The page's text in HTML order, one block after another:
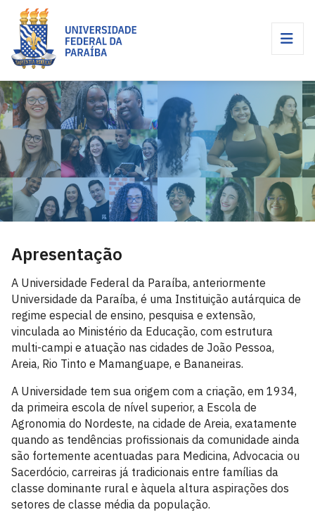
Apresentação
A Universidade Federal da Paraíba, anteriormente
Universidade da Paraíba, é uma Instituição autárquica de
regime especial de ensino, pesquisa e extensão,
vinculada ao Ministério da Educação, com estrutura
multi-campi e atuação nas cidades de João Pessoa,
Areia, Rio Tinto e Mamanguape, e Bananeiras.
A Universidade tem sua origem com a criação, em 1934,
da primeira escola de nível superior, a Escola de
Agronomia do Nordeste, na cidade de Areia, exatamente
quando as tendências profissionais da comunidade ainda
são fortemente acentuadas para Medicina, Advocacia ou
Sacerdócio, carreiras já tradicionais entre famílias da
classe dominante rural e àquela altura aspirações dos
setores de classe média da população.